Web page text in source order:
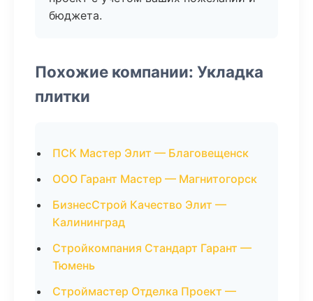
бюджета.
Похожие компании: Укладка
плитки
ПСК Мастер Элит — Благовещенск
ООО Гарант Мастер — Магнитогорск
БизнесСтрой Качество Элит —
Калининград
Стройкомпания Стандарт Гарант —
Тюмень
Строймастер Отделка Проект —